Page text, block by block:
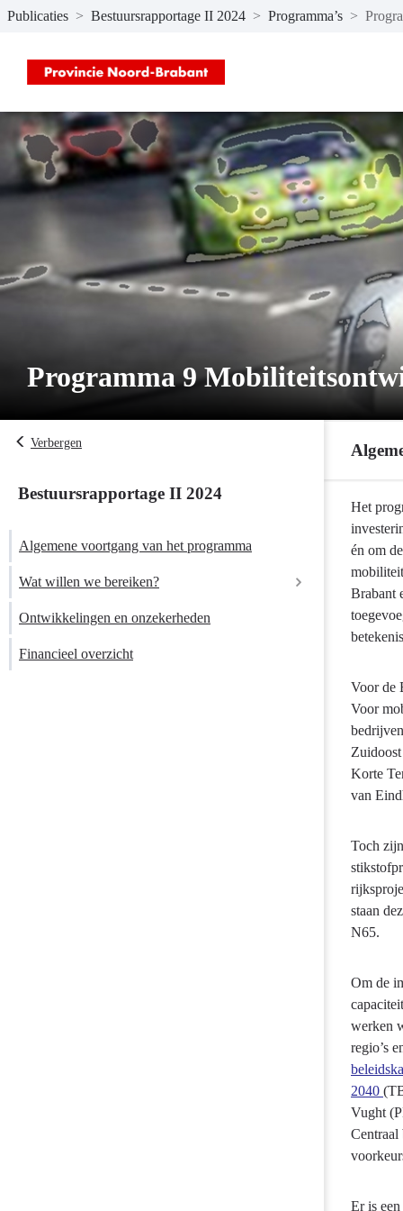
Naar hoofdinhoud
Publicaties > Bestuursrapportage II 2024 > Programma’s >
Programma 9
Verbergen
Bestuursrapportage II 2024
Algemene voortgang van het programma
Wat willen we bereiken?
Ontwikkelingen en onzekerheden
Financieel overzicht
Terug
navigatie
Programma
Algemene
voortgang
programma
Het
én om
Brabant
Voor de
Voor
Korte
van
Toch
staan
N65.
Om de
werken
regio’s
2040
Vught
Er is